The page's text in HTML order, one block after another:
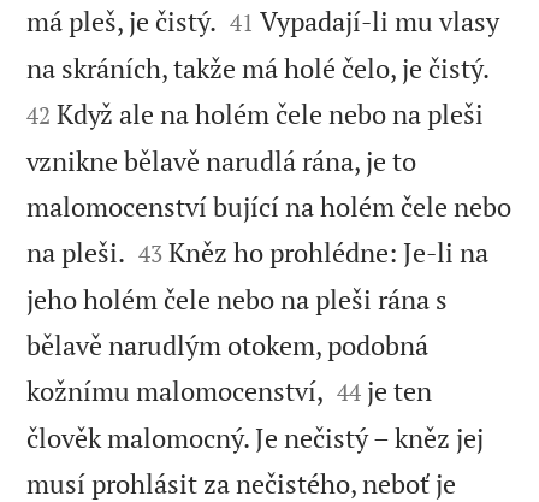
má pleš, je čistý. 

41 Vypadají-li mu vlasy
na skráních, takže má holé čelo, je čistý.
42 Když ale na holém čele nebo na pleši
vznikne bělavě narudlá rána, je to
malomocenství bující na holém čele nebo
na pleši. 

43 Kněz ho prohlédne: Je-li na
jeho holém čele nebo na pleši rána s
bělavě narudlým otokem, podobná
kožnímu malomocenství, 

44 je ten
člověk malomocný. Je nečistý – kněz jej
musí prohlásit za nečistého, neboť je